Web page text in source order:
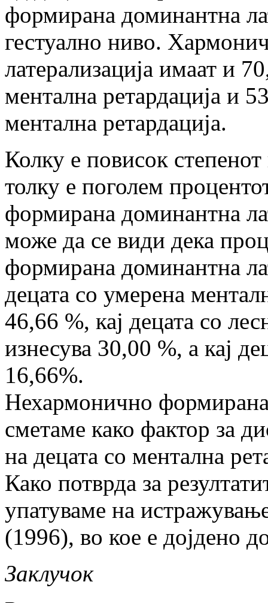
формирана доминантна
гестуално ниво.
латерализација имаат и
ментална ретардација и
ментална ретардација.
Колку е повисок
толку е поголем
формирана доминантна
може да се види дека
формирана доминантна
децата со умерена
46,66 %, кај децата со
изнесува 30,00 %, а кај
16,66%.
Нехармонично
сметаме како фактор за
на децата со ментална
Како потврда за
упатуваме на
(1996), во кое е дојдено
Заклучок